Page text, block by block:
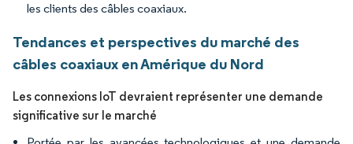
les clients des câbles coaxiaux.
Tendances et perspectives du marché des
câbles coaxiaux en Amérique du Nord
Les connexions IoT devraient représenter une demande
significative sur le marché